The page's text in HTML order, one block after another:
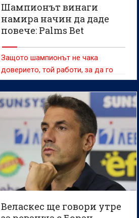
Шампионът винаги
намира начин да даде
повече: Palms Bet
потребителското
преживяване с нов жест
без депозит
Защото шампионът не чака
доверието, той работи, за да го
заслужи
Веласкес ще говори утре